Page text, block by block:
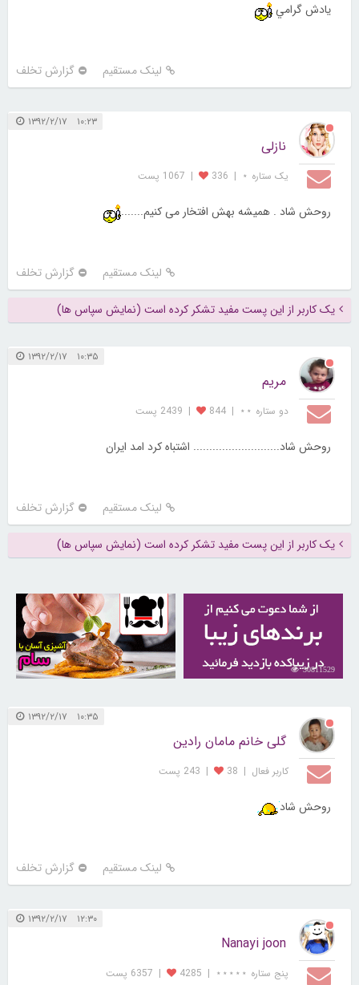
يادش گرامي
لینک مستقیم گزارش تخلف
۱۰:۲۳ ۱۳۹۲/۲/۱۷
نازلی
یک ستاره ⋆ |
336
| 1067 پست
روحش شاد . همیشه بهش افتخار می کنیم.......
لینک مستقیم گزارش تخلف
یک کاربر از این پست مفید تشکر کرده است (نمایش سپاس ها)
۱۰:۳۵ ۱۳۹۲/۲/۱۷
مریم
دو ستاره ⋆⋆ |
844
| 2439 پست
روحش شاد........................... اشتباه کرد امد ایران
لینک مستقیم گزارش تخلف
یک کاربر از این پست مفید تشکر کرده است (نمایش سپاس ها)
30811529
30250397
۱۰:۳۵ ۱۳۹۲/۲/۱۷
گلی خانم مامان رادین
کاربر فعال |
38
| 243 پست
روحش شاد
لینک مستقیم گزارش تخلف
۱۲:۳۰ ۱۳۹۲/۲/۱۷
Nanayi joon
پنج ستاره ⋆⋆⋆⋆⋆ |
4285
| 6357 پست